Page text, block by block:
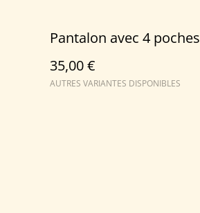
Pantalon avec 4 poches
35,00 €
AUTRES VARIANTES DISPONIBLES